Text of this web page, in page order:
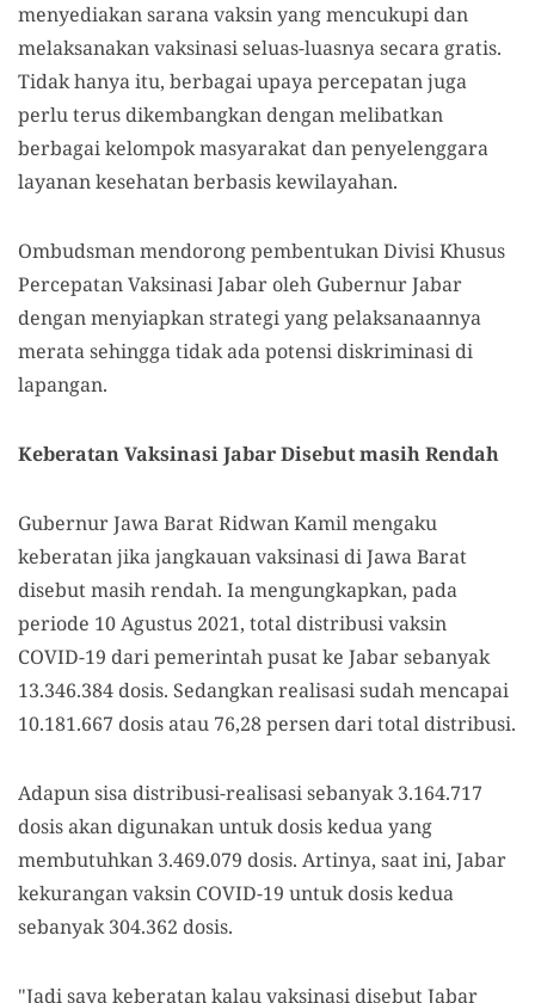
menyediakan sarana vaksin yang mencukupi dan
melaksanakan vaksinasi seluas-luasnya secara gratis.
Tidak hanya itu, berbagai upaya percepatan juga
perlu terus dikembangkan dengan melibatkan
berbagai kelompok masyarakat dan penyelenggara
layanan kesehatan berbasis kewilayahan.
Ombudsman mendorong pembentukan Divisi Khusus
Percepatan Vaksinasi Jabar oleh Gubernur Jabar
dengan menyiapkan strategi yang pelaksanaannya
merata sehingga tidak ada potensi diskriminasi di
lapangan.
Keberatan Vaksinasi Jabar Disebut masih Rendah
Gubernur Jawa Barat Ridwan Kamil mengaku
keberatan jika jangkauan vaksinasi di Jawa Barat
disebut masih rendah. Ia mengungkapkan, pada
periode 10 Agustus 2021, total distribusi vaksin
COVID-19 dari pemerintah pusat ke Jabar sebanyak
13.346.384 dosis. Sedangkan realisasi sudah mencapai
10.181.667 dosis atau 76,28 persen dari total distribusi.
Adapun sisa distribusi-realisasi sebanyak 3.164.717
dosis akan digunakan untuk dosis kedua yang
membutuhkan 3.469.079 dosis. Artinya, saat ini, Jabar
kekurangan vaksin COVID-19 untuk dosis kedua
sebanyak 304.362 dosis.
"Jadi saya keberatan kalau vaksinasi disebut Jabar